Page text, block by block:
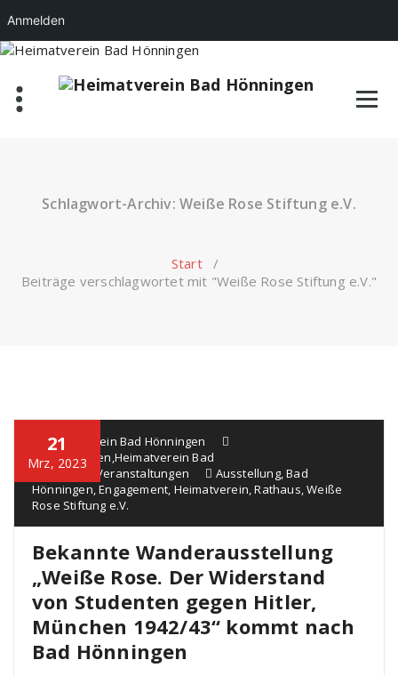
Anmelden
Zum
springen
Schlagwort-Archiv: Weiße Rose Stiftung e.V.
Start/
Beiträge verschlagwortet mit "Weiße Rose Stiftung e.V."
21
Mrz, 2023
Heimatverein Bad Hönningen
Ausstellungen,Heimatverein Bad
Hönningen
Veranstaltungen Ausstellung,Bad
Hönningen,Engagement, Heimatverein,Rathaus,Weiße
Rose Stiftung e.V.
Bekannte Wanderausstellung
„Weiße Rose. Der Widerstand
von Studenten gegen Hitler,
München 1942/43“ kommt nach
Bad Hönningen